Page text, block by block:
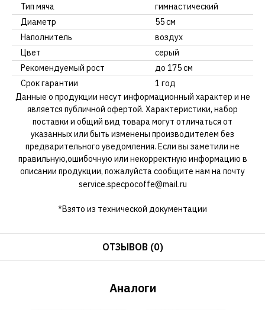
Тип мяча
гимнастический
Диаметр
55 см
Наполнитель
воздух
Цвет
серый
Рекомендуемый рост
до 175 см
Срок гарантии
1 год
Данные о продукции несут информационный характер и не
является публичной офертой. Характеристики, набор
поставки и общий вид товара могут отличаться от
указанных или быть изменены производителем без
предварительного уведомления. Если вы заметили не
правильную,ошибочную или некорректную информацию в
описании продукции, пожалуйста сообщите нам на почту
service.specpocoffe@mail.ru
*Взято из технической документации
ОТЗЫВОВ (0)
Аналоги